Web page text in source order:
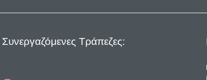
Συνεργαζόμενες Τράπεζες: